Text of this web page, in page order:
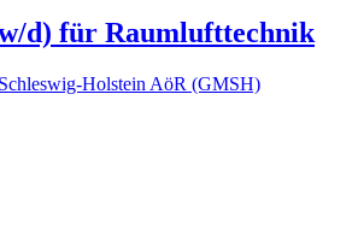
d) für Raumlufttechnik
Holstein AöR (GMSH)